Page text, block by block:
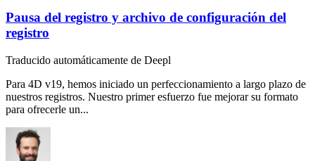
Pausa del registro y archivo de configuración del
registro
Traducido automáticamente de Deepl
Para 4D v19, hemos iniciado un perfeccionamiento a largo plazo de
nuestros registros. Nuestro primer esfuerzo fue mejorar su formato
para ofrecerle un...